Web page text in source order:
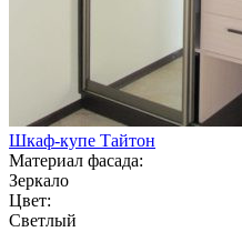
Шкаф-купе Тайтон
Материал фасада:
Зеркало
Цвет:
Светлый